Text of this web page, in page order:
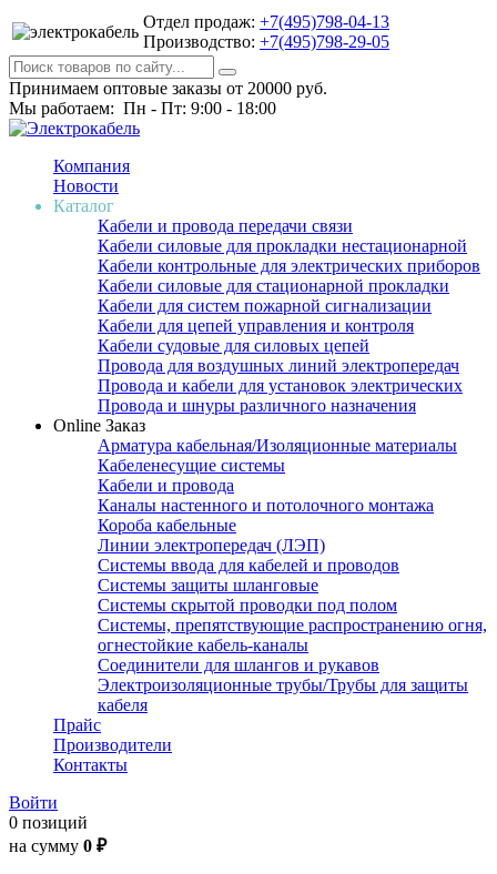
Отдел продаж: +7(495)798-04-13
Производство: +7(495)798-29-05
Принимаем оптовые заказы от 20000 руб.
Мы работаем: Пн - Пт: 9:00 - 18:00
Компания
Новости
Каталог
Кабели и провода передачи связи
Кабели силовые для прокладки нестационарной
Кабели контрольные для электрических приборов
Кабели силовые для стационарной прокладки
Кабели для систем пожарной сигнализации
Кабели для цепей управления и контроля
Кабели судовые для силовых цепей
Провода для воздушных линий электропередач
Провода и кабели для установок электрических
Провода и шнуры различного назначения
Online Заказ
Арматура кабельная/Изоляционные материалы
Кабеленесущие системы
Кабели и провода
Каналы настенного и потолочного монтажа
Короба кабельные
Линии электропередач (ЛЭП)
Системы ввода для кабелей и проводов
Системы защиты шланговые
Системы скрытой проводки под полом
Системы, препятствующие распространению огня,
огнестойкие кабель-каналы
Соединители для шлангов и рукавов
Электроизоляционные трубы/Трубы для защиты
кабеля
Прайс
Производители
Контакты
Войти
0 позиций
на сумму 0 ₽